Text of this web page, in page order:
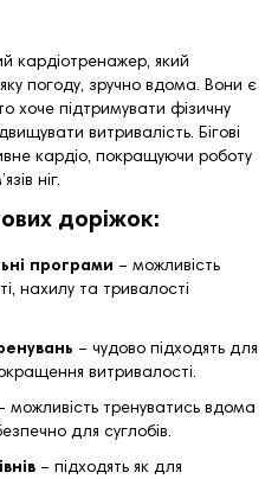
кардіотренажер, який
погоду, зручно вдома. Вони є
хоче підтримувати фізичну
витривалість. Бігові
кардіо, покращуючи роботу
ніг.
доріжок:
програми – можливість
нахилу та тривалості
– чудово підходять для
витривалості.
можливість тренуватись вдома
для суглобів.
– підходять як для